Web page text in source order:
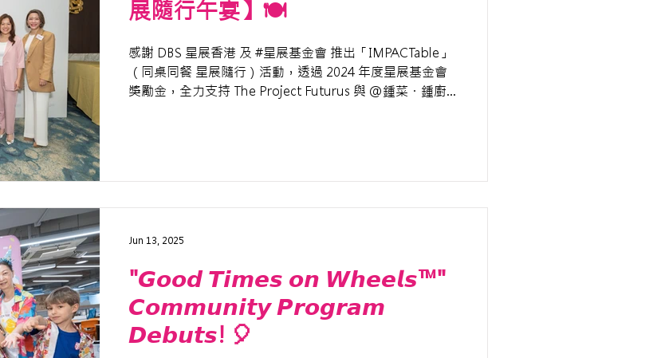
展隨行午宴】🍽️
感謝 DBS 星展香港 及 #星展基金會 推出「IMPACTable」
（同桌同餐 星展隨行）活動，透過 2024 年度星展基金會
獎勵金，全力支持 The Project Futurus 與 @鍾菜・鍾廚
"𝙂𝙤𝙤𝙙 𝙏𝙞𝙢𝙚𝙨 𝙤𝙣 𝙒𝙝𝙚𝙚𝙡𝙨™️"
𝘾𝙤𝙢𝙢𝙪𝙣𝙞𝙩𝙮 𝙋𝙧𝙤𝙜𝙧𝙖𝙢
𝘿𝙚𝙗𝙪𝙩𝙨! 🎈
Jun 13, 2025